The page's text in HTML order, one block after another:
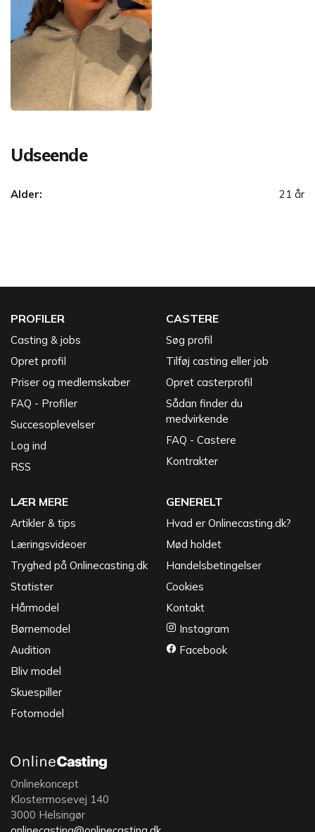
Udseende
Alder: 21 år
PROFILER
Casting & jobs
Opret profil
Priser og medlemskaber
FAQ - Profiler
Succesoplevelser
Log ind
RSS
CASTERE
Søg profil
Tilføj casting eller job
Opret casterprofil
Sådan finder du
medvirkende
FAQ - Castere
Kontrakter
LÆR MERE
Artikler & tips
Læringsvideoer
Tryghed på Onlinecasting.dk
Statister
Hårmodel
Børnemodel
Audition
Bliv model
Skuespiller
Fotomodel
GENERELT
Hvad er Onlinecasting.dk?
Mød holdet
Handelsbetingelser
Cookies
Kontakt
Instagram
Facebook
Onlinekoncept
Klostermosevej 140
3000 Helsingør